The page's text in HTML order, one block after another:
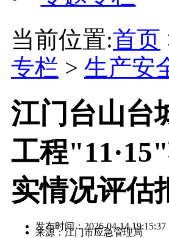
当前位置:首页
专栏 > 生产安
江门台山台
工程
实情况评估
发布时间：2026-04-14 19:15:37
来源：江门市应急管理局